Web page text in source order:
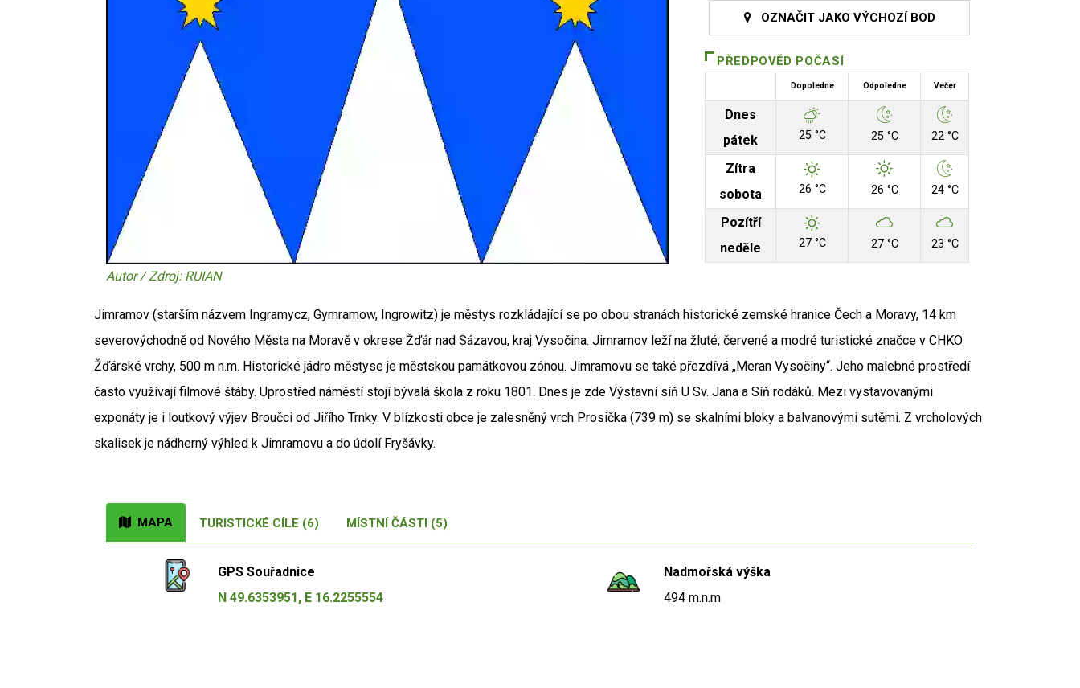
Autor / Zdroj: RUIAN
OZNAČIT JAKO VÝCHOZÍ BOD
PŘEDPOVĚD POČASÍ
Dopoledne Odpoledne Večer
Dnes
pátek
25 °C 25 °C 22 °C
Zítra
sobota
26 °C 26 °C 24 °C
Pozítří
neděle
27 °C 27 °C 23 °C
Jimramov (starším názvem Ingramycz, Gymramow, Ingrowitz) je městys rozkládající se po obou stranách historické zemské hranice Čech a Moravy, 14 km
severovýchodně od Nového Města na Moravě v okrese Žďár nad Sázavou, kraj Vysočina. Jimramov leží na žluté, červené a modré turistické značce v CHKO
Žďárské vrchy, 500 m n.m. Historické jádro městyse je městskou památkovou zónou. Jimramovu se také přezdívá „Meran Vysočiny“. Jeho malebné prostředí
často využívají filmové štáby. Uprostřed náměstí stojí bývalá škola z roku 1801. Dnes je zde Výstavní síň U Sv. Jana a Síň rodáků. Mezi vystavovanými
exponáty je i loutkový výjev Broučci od Jiřího Trnky. V blízkosti obce je zalesněný vrch Prosička (739 m) se skalními bloky a balvanovými sutěmi. Z vrcholových
skalisek je nádherný výhled k Jimramovu a do údolí Fryšávky.
MAPA TURISTICKÉ CÍLE (6) MÍSTNÍ ČÁSTI (5)
GPS Souřadnice
N 49.6353951, E 16.2255554
Nadmořská výška
494 m.n.m